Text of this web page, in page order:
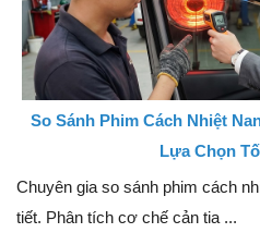
So Sánh Phim Cách Nhiệt
Lựa Chọn
Chuyên gia so sánh phim cách
tiết. Phân tích cơ chế cản tia ...